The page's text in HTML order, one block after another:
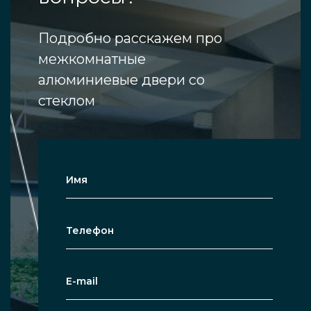
интернет-сайте. Если идеального
межкомнатного решения из стекла в
надёжном алюминиевом обрамлении
нет в наличии, рекомендуем создать
дверь с нуля. Предлагаем помощь
наших специалистов — оставьте
контакты в форме, которая с лёгкостью
вами уже скоро удобным образом
товаров из алюминиевых компонентов
и стекла.
Специалист предложит помощь,
Подробно расскажем про
межкомнатные
алюминиевые двери со
стеклом